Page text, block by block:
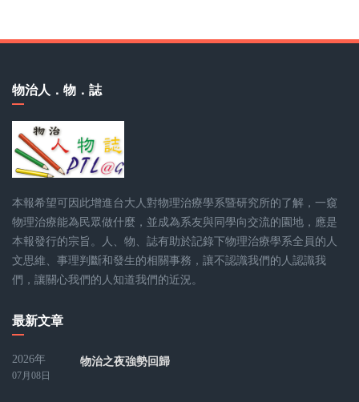
物治人．物．誌
本報希望可因此增進台大人對物理治療學系暨研究所的了解，一窺
物理治療能為民眾做什麼，並成為系友與同學向交流的園地，應是
本報發行的宗旨。人、物、誌有助於記錄下物理治療學系全員的人
文思維、事理判斷和發生的相關事務，讓不認識我們的人認識我
們，讓關心我們的人知道我們的近況。
最新文章
2026年
07月08日
物治之夜強勢回歸